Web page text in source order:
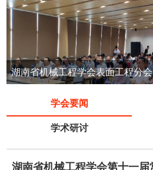
学会要闻
学术研讨